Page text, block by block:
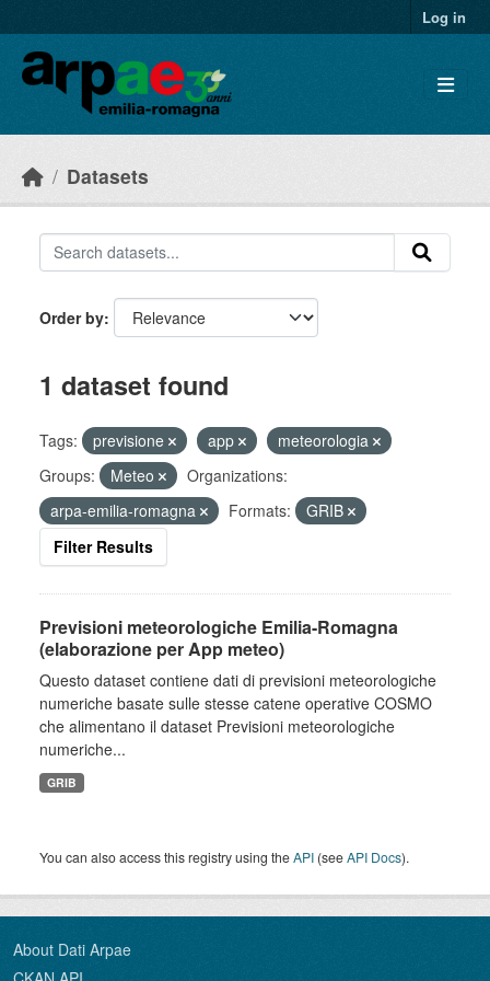
Log in
Datasets
Order by
1 dataset found
Tags: previsione app
meteorologia
Groups:
Meteo
Organizations:
arpa-emilia-romagna
Formats:
GRIB
Filter Results
Previsioni meteorologiche Emilia-Romagna
(elaborazione per App meteo)
Questo dataset contiene dati di previsioni meteorologiche
numeriche basate sulle stesse catene operative COSMO
che alimentano il dataset Previsioni meteorologiche
numeriche...
GRIB
You can also access this registry using theAPI (seeAPI Docs).
About Dati Arpae